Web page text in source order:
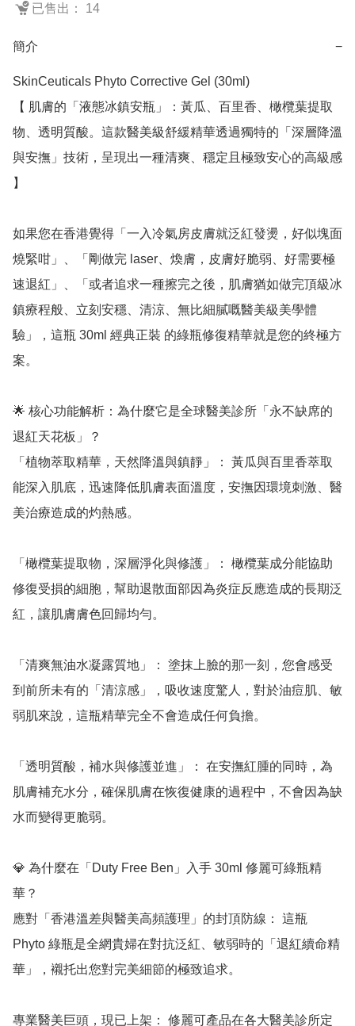
已售出： 14
簡介 −
SkinCeuticals Phyto Corrective Gel (30ml)
【 肌膚的「液態冰鎮安瓶」：黃瓜、百里香、橄欖葉提取
物、透明質酸。這款醫美級舒緩精華透過獨特的「深層降溫
與安撫」技術，呈現出一種清爽、穩定且極致安心的高級感
】
如果您在香港覺得「一入冷氣房皮膚就泛紅發燙，好似塊面
燒緊咁」、「剛做完 laser、煥膚，皮膚好脆弱、好需要極
速退紅」、「或者追求一種擦完之後，肌膚猶如做完頂級冰
鎮療程般、立刻安穩、清涼、無比細膩嘅醫美級美學體
驗」，這瓶 30ml 經典正裝 的綠瓶修復精華就是您的終極方
案。
🌟 核心功能解析：為什麼它是全球醫美診所「永不缺席的
退紅天花板」？
「植物萃取精華，天然降溫與鎮靜」： 黃瓜與百里香萃取
能深入肌底，迅速降低肌膚表面溫度，安撫因環境刺激、醫
美治療造成的灼熱感。
「橄欖葉提取物，深層淨化與修護」： 橄欖葉成分能協助
修復受損的細胞，幫助退散面部因為炎症反應造成的長期泛
紅，讓肌膚膚色回歸均勻。
「清爽無油水凝露質地」： 塗抹上臉的那一刻，您會感受
到前所未有的「清涼感」，吸收速度驚人，對於油痘肌、敏
弱肌來說，這瓶精華完全不會造成任何負擔。
「透明質酸，補水與修護並進」： 在安撫紅腫的同時，為
肌膚補充水分，確保肌膚在恢復健康的過程中，不會因為缺
水而變得更脆弱。
💎 為什麼在「Duty Free Ben」入手 30ml 修麗可綠瓶精
華？
應對「香港溫差與醫美高頻護理」的封頂防線： 這瓶
Phyto 綠瓶是全網貴婦在對抗泛紅、敏弱時的「退紅續命精
華」，襯托出您對完美細節的極致追求。
專業醫美巨頭，現已上架： 修麗可產品在各大醫美診所定